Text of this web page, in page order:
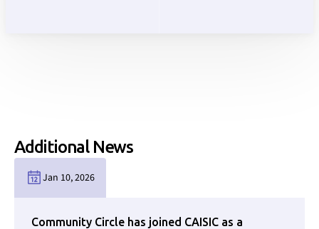
Additional News
Jan 10, 2026
Community Circle has joined CAISIC as a